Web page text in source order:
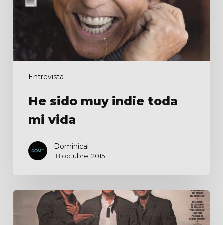
Entrevista
vida
He sido muy indie toda
mi vida
Dominical
18 octubre, 2015
Yo
aquellos